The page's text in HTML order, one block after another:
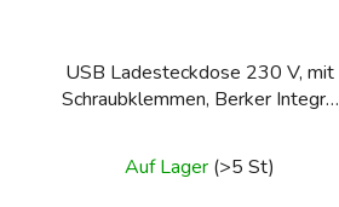
USB Ladesteckdose 230 V, mit
Schraubklemmen, Berker Integro
Auf Lager (>5 St)